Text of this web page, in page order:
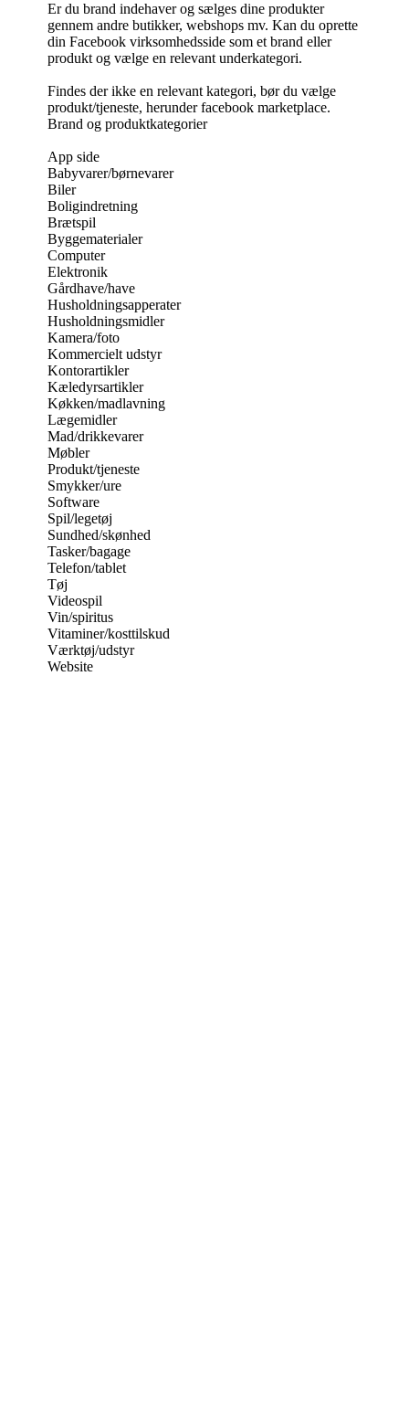
Er du brand indehaver og sælges dine produkter
gennem andre butikker, webshops mv. Kan du oprette
din Facebook virksomhedsside som et brand eller
produkt og vælge en relevant underkategori.
Findes der ikke en relevant kategori, bør du vælge
produkt/tjeneste, herunder facebook marketplace.
Brand og produktkategorier
App side
Babyvarer/børnevarer
Biler
Boligindretning
Brætspil
Byggematerialer
Computer
Elektronik
Gårdhave/have
Husholdningsapperater
Husholdningsmidler
Kamera/foto
Kommercielt udstyr
Kontorartikler
Kæledyrsartikler
Køkken/madlavning
Lægemidler
Mad/drikkevarer
Møbler
Produkt/tjeneste
Smykker/ure
Software
Spil/legetøj
Sundhed/skønhed
Tasker/bagage
Telefon/tablet
Tøj
Videospil
Vin/spiritus
Vitaminer/kosttilskud
Værktøj/udstyr
Website